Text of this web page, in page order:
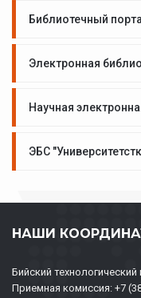
Библиотечный
Электронная
Научная
ЭБС
НАШИ
Бийский
Приемная комиссия: +7